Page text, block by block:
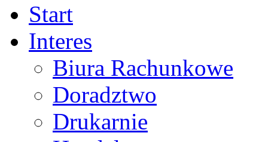
Start
Interes
Biura Rachunkowe
Doradztwo
Drukarnie